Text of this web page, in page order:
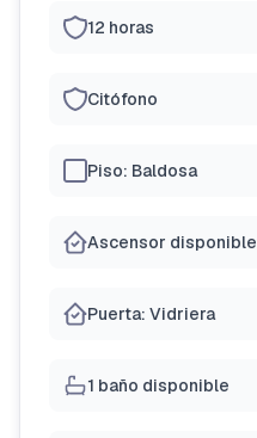
12 horas
Citófono
Piso: Baldosa
Ascensor disponible
Puerta: Vidriera
1 baño disponible